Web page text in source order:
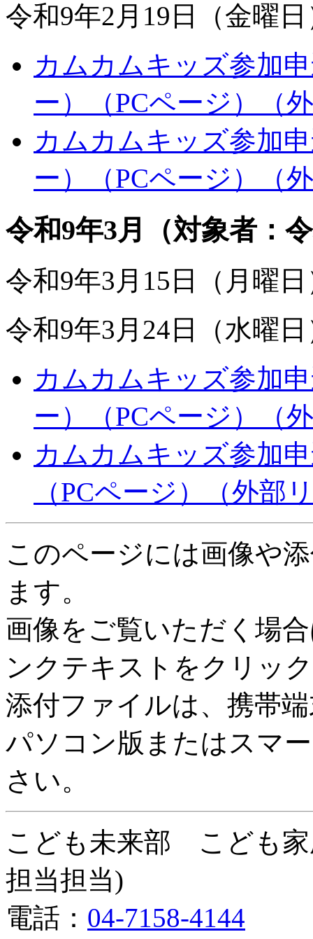
令和9年2月19日（金曜
カムカムキッズ参加
ー）（PCページ）
（
カムカムキッズ参加
ー）（PCページ）
（
令和9年3月（対象者：
令和9年3月15日（月曜
令和9年3月24日（水曜
カムカムキッズ参加
ー）（PCページ）
（
カムカムキッズ参加
（PCページ）
（外部
このページには画像や
ます。
画像をご覧いただく場
ンクテキストをクリッ
添付ファイルは、携帯
パソコン版またはスマ
さい。
こども未来部 こども家
担当担当)
電話： 04-7158-4144